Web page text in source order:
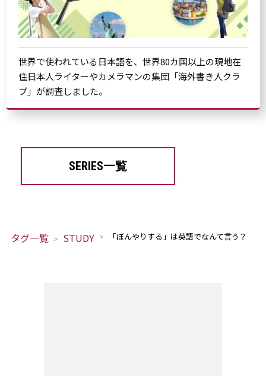
世界で使われている日本語を、世界80カ国以上の現地在
住日本人ライターやカメラマンの集団「海外書き人クラ
ブ」が調査しました。
SERIES一覧
タグ一覧 STUDY 「ぼんやりする」は英語でなんて言う？